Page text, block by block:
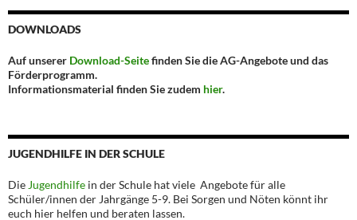
DOWNLOADS
Auf unserer Download-Seitefinden Sie die AG-Angebote und das
Förderprogramm.
Informationsmaterial finden Sie zudem hier.
JUGENDHILFE IN DER SCHULE
DieJugendhilfe in der Schule hat viele Angebote für alle
Schüler/innen der Jahrgänge 5-9. Bei Sorgen und Nöten könnt ihr
euch hier helfen und beraten lassen.